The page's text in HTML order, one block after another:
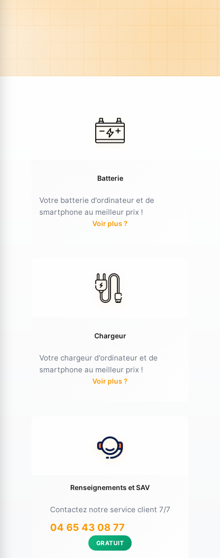
Batterie
Votre batterie d'ordinateur et de
smartphone au meilleur prix !
Voir plus ?
Chargeur
Votre chargeur d'ordinateur et de
smartphone au meilleur prix !
Voir plus ?
Renseignements et SAV
Contactez notre service client 7/7
04 65 43 08 77
GRATUIT